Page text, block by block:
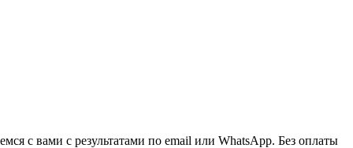
с вами с результатами по email или WhatsApp. Без оплаты